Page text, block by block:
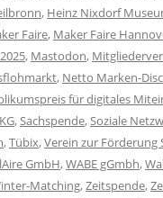
, Heinz Nixdorf
Faire, Maker Faire
, Mastodon,
, Netto Marken-
für digitales
,Sachspende,Soziale
,Tübix,Verein zur Förderung
GmbH,WABE gGmbh,
Matching,Zeitspende,